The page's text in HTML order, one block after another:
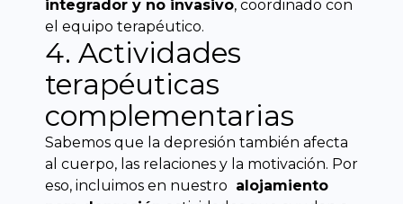
integrador y no invasivo, coordinado con
el equipo terapéutico.
4. Actividades
terapéuticas
complementarias
Sabemos que la depresión también afecta
al cuerpo, las relaciones y la motivación. Por
eso, incluimos en nuestro alojamiento